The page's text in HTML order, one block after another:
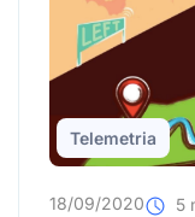
Telemetria
18/09/2020 5